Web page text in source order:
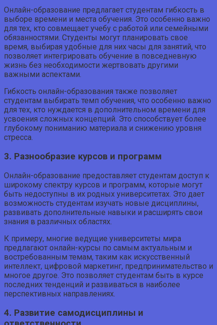
Онлайн-образование предлагает студентам гибкость в
выборе времени и места обучения. Это особенно важно
для тех, кто совмещает учебу с работой или семейными
обязанностями. Студенты могут планировать свое
время, выбирая удобные для них часы для занятий, что
позволяет интегрировать обучение в повседневную
жизнь без необходимости жертвовать другими
важными аспектами.
Гибкость онлайн-образования также позволяет
студентам выбирать темп обучения, что особенно важно
для тех, кто нуждается в дополнительном времени для
усвоения сложных концепций. Это способствует более
глубокому пониманию материала и снижению уровня
стресса.
3. Разнообразие курсов и программ
Онлайн-образование предоставляет студентам доступ к
широкому спектру курсов и программ, которые могут
быть недоступны в их родных университетах. Это дает
возможность студентам изучать новые дисциплины,
развивать дополнительные навыки и расширять свои
знания в различных областях.
К примеру, многие ведущие университеты мира
предлагают онлайн-курсы по самым актуальным и
востребованным темам, таким как искусственный
интеллект, цифровой маркетинг, предпринимательство и
многое другое. Это позволяет студентам быть в курсе
последних тенденций и развиваться в наиболее
перспективных направлениях.
4. Развитие самодисциплины и